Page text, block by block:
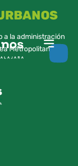
a la administración
Metropolitana de